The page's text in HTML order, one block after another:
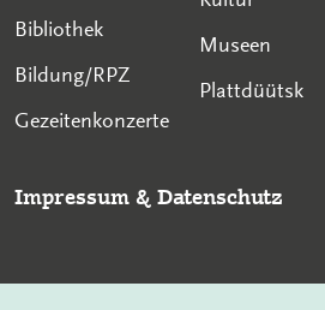
Bibliothek
Bildung/RPZ
Gezeitenkonzerte
Museen
Plattdüütsk
Impressum & Datenschutz